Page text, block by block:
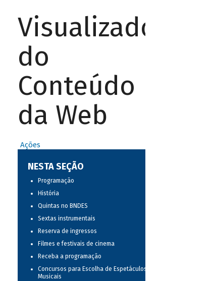
Visualizador
do
Conteúdo
da Web
Ações
NESTA SEÇÃO
Programação
História
Quintas no BNDES
Sextas instrumentais
Reserva de ingressos
Filmes e festivais de cinema
Receba a programação
Concursos para Escolha de Espetáculos
Musicais